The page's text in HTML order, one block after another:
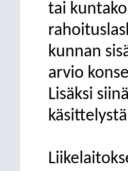
tai
kunnan
arvio
Lisäksi